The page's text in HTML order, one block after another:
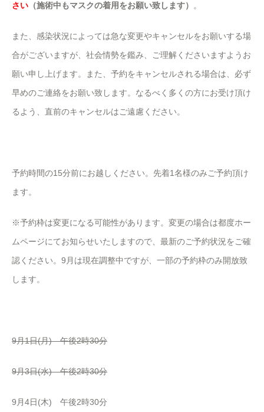
さい （施術中もマスクの着用をお願い致します） 。
また、感染状況によっては急な変更やキャンセルをお願いする場
合がございますが、社会情勢を鑑み、ご理解くださいますようお
願い申し上げます。また、予約をキャンセルされる場合は、必ず
早めのご連絡をお願い致します。なるべく多くの方にお受け頂け
るよう、直前のキャンセルはご遠慮ください。
予約時間の15分前にお越しください。先着1名様のみご予約頂け
ます。
※予約枠は変更になる可能性があります。変更の場合は都度ホー
ムページにてお知らせいたしますので、最新のご予約状況をご確
認ください。9月は現在調整中ですが、一部の予約枠のみ開放致
します。
9月1日(月) 午後2時30分
9月3日(水) 午後2時30分
9月4日(木) 午後2時30分